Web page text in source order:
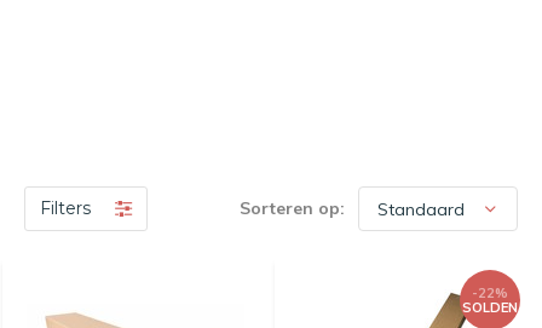
Filters Sorteren op:
-22%
SOLDEN